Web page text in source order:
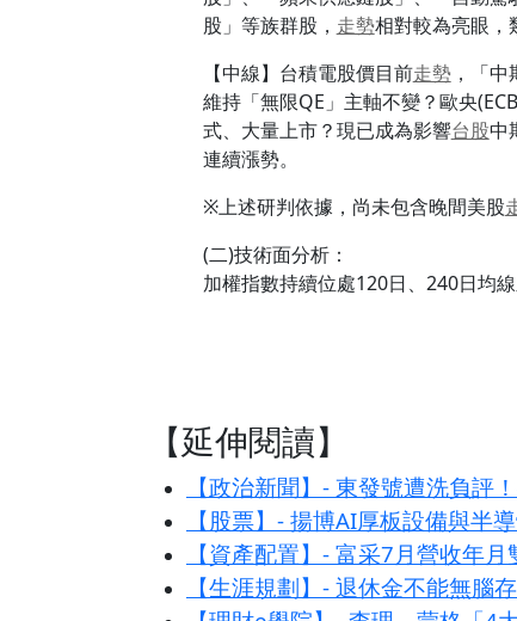
股」等族群股， 走勢相對較為亮眼，
【中線】台積電股價目前走勢，「中
維持「無限QE」主軸不變？歐央
式、大量上市？現已成為影響台股中
連續漲勢。
※上述研判依據，尚未包含晚間美股
(二)技術面分析：
加權指數持續位處120日、240日均
【延伸閱讀】
【政治新聞】- 東發號遭洗負評
【股票】- 揚博AI厚板設備與半
【資產配置】- 富采7月營收年
【生涯規劃】- 退休金不能無腦